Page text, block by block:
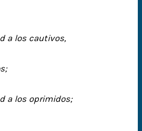
a los cautivos,
a los oprimidos;